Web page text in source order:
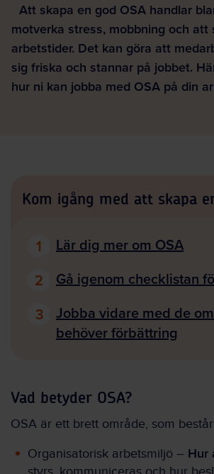
Att skapa en god OSA handlar
motverka stress, mobbning och att
arbetstider. Det kan göra att
sig friska och stannar på jobbet.
hur ni kan jobba med OSA på din
Kom igång med att skapa
1
Lär dig mer om OSA
2
Gå igenom checklistan
3
Jobba vidare med de
behöver förbättring
Vad betyder OSA?
OSA är ett brett område, som
Organisatorisk arbetsmiljö – Hur